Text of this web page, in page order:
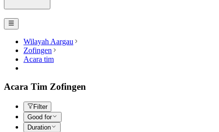
Wilayah Aargau
Zofingen
Acara tim
Acara Tim Zofingen
Filter
Good for
Duration